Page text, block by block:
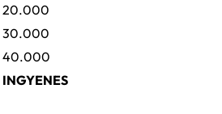
20.000
30.000
40.000
INGYENES